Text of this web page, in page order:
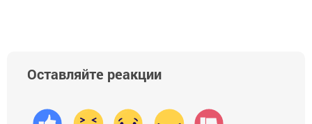
Оставляйте реакции